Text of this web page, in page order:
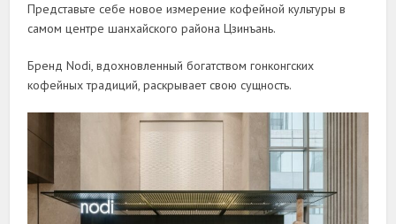
Представьте себе новое измерение кофейной культуры в
самом центре шанхайского района Цзинъань.
Бренд Nodi, вдохновленный богатством гонконгских
кофейных традиций, раскрывает свою сущность.